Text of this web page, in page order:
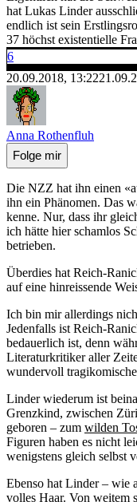
hat Lukas Linder
endlich ist sein
37 höchst existentielle
6
20.09.2018, 13:22
Anna Rothenfluh
Folge mir
Die NZZ hat ihn einen
ihn ein Phänomen. Das
kenne. Nur, dass ihr
ich hätte hier schamlos
betrieben.
Überdies hat Reich-
auf eine hinreissende
Ich bin mir allerdings
Jedenfalls ist Reich-
bedauerlich ist, denn
Literaturkritiker aller
wundervoll
Linder wiederum ist
Grenzkind, zwischen
geboren – zum wilden
Figuren haben es nicht
wenigstens gleich selbst
Ebenso hat Linder – wie
volles Haar. Von weitem